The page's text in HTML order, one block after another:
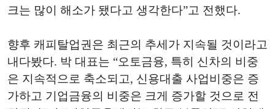
크는 많이 해소가 됐다고 생각한다”고 전했다.
향후 캐피탈업권은 최근의 추세가 지속될 것이라고
내다봤다. 박 대표는 “오토금융, 특히 신차의 비중
은 지속적으로 축소되고, 신용대출 사업비중은 증
가하고 기업금융의 비중은 크게 증가할 것으로 전